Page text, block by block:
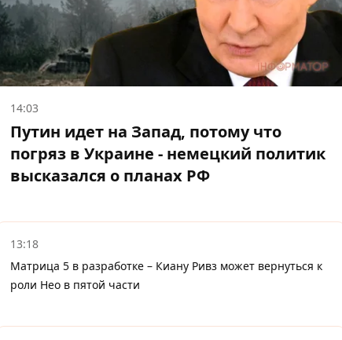
14:03
Путин идет на Запад, потому что
погряз в Украине - немецкий политик
высказался о планах РФ
13:18
Матрица 5 в разработке – Киану Ривз может вернуться к
роли Нео в пятой части